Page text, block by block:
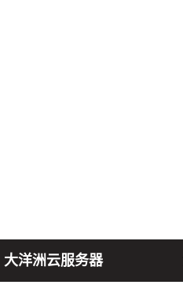
大洋洲云服务器